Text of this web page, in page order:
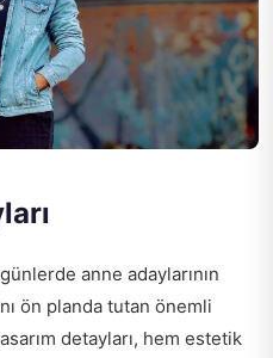
anne adaylarının
ön planda tutan önemli
detayları, hem estetik